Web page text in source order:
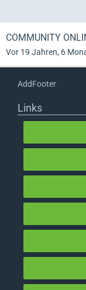
COMMUNITY
Vor 19 Jahren, 6
AddFooter
Links